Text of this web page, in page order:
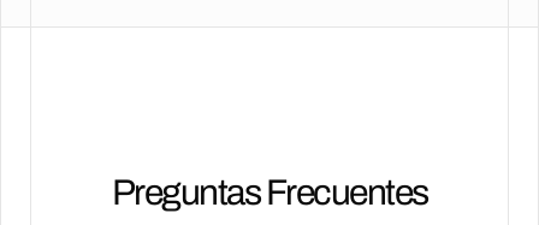
Preguntas Frecuentes